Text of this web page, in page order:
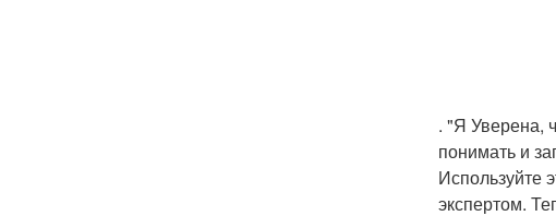
. "Я Уверена,
понимать и
Используйте
экспертом.